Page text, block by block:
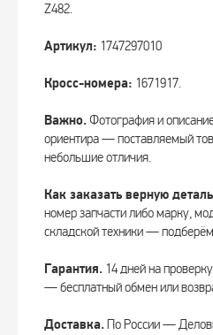
Z482.
Артикул: 1747297010
Кросс-номера: 1671917.
Важно.Фотография и
ориентира — поставляемый
небольшие отличия.
Как заказать верную
номер запчасти либо марку,
складской техники —
Гарантия. 14 дней на
— бесплатный обмен или
Доставка.По России —